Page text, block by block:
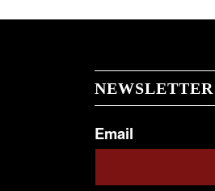
NEWSLETTER
Email